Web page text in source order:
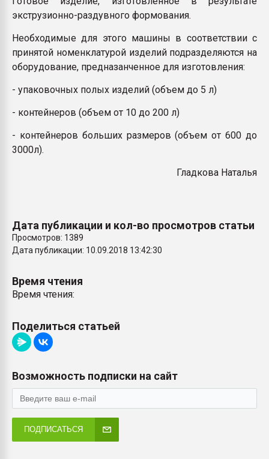
бутылок
ПЕРЕЙТИ НА
экструзионно-раздувного формования.
Необходимые для этого машины в соответствии с
принятой номенклатурой изделий подразделяются на
оборудование, предназанченное для изготовления:
- упаковочных полых изделий (объем до 5 л)
- контейнеров (объем от 10 до 200 л)
- контейнеров больших размеров (объем от 600 до
3000л).
Гладкова Наталья
Дата публикации и кол-во просмотров статьи
Просмотров: 1389
Дата публикации: 10.09.2018 13:42:30
Время чтения
Время чтения:
Поделиться статьей
Возможность подписки на сайт
ПОДПИСАТЬСЯ